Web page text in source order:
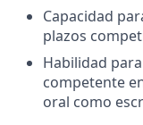
Capacidad
plazos
Habilidad
competente
oral como